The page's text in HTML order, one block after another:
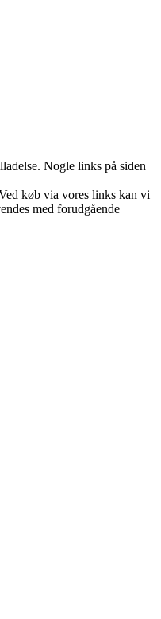
Nogle links på siden
køb via vores links kan vi
med forudgående